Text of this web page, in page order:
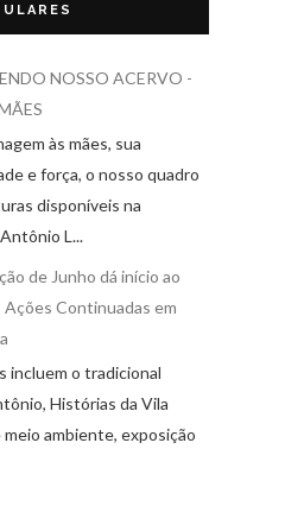
NOSSO ACERVO -
às mães, sua
e força, o nosso quadro
disponíveis na
L...
de Junho dá início ao
Ações Continuadas em
incluem o tradicional
Histórias da Vila
ambiente, exposição